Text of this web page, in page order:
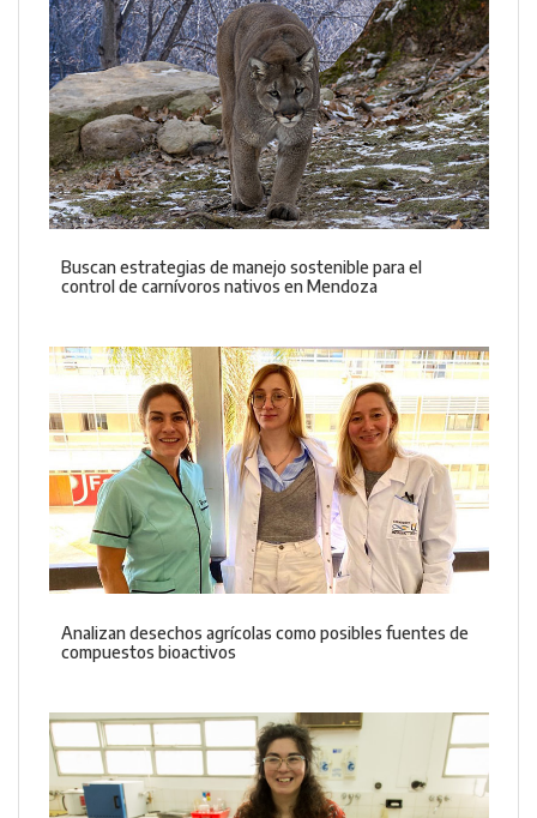
Buscan estrategias de manejo sostenible para el
control de carnívoros nativos en Mendoza
Analizan desechos agrícolas como posibles fuentes de
compuestos bioactivos